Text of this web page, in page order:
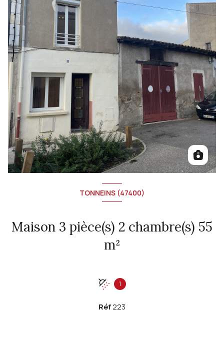
TONNEINS (47400)
Maison 3 pièce(s) 2 chambre(s) 55
m²
1
Réf223